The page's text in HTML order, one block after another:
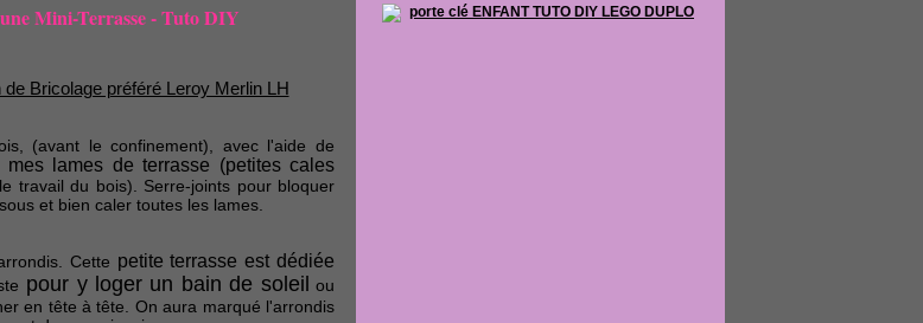
Mini-Terrasse - Tuto DIY
de Bricolage préféré Leroy Merlin LH
(avant le confinement), avec l'aide de
lames de terrasse (petites cales
travail du bois). Serre-joints pour bloquer
et bien caler toutes les lames.
Cette petite terrasse est dédiée
pour y loger un bain de soleil ou
en tête à tête. On aura marqué l'arrondis